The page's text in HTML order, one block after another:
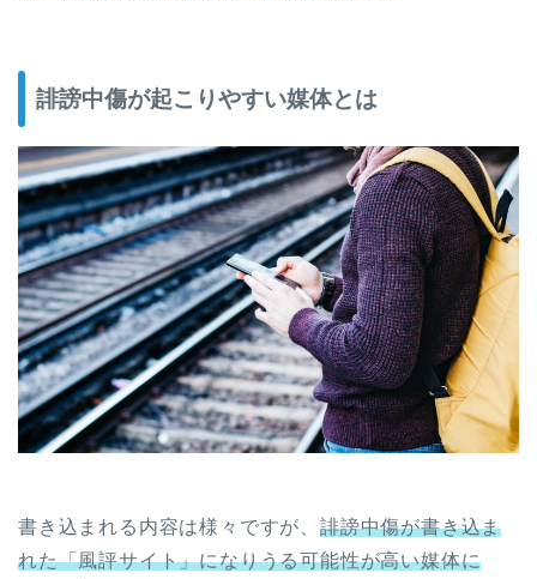
誹謗中傷が起こりやすい媒体とは
書き込まれる内容は様々ですが、 誹謗中傷が書き込ま
れた「風評サイト」になりうる可能性が高い媒体に